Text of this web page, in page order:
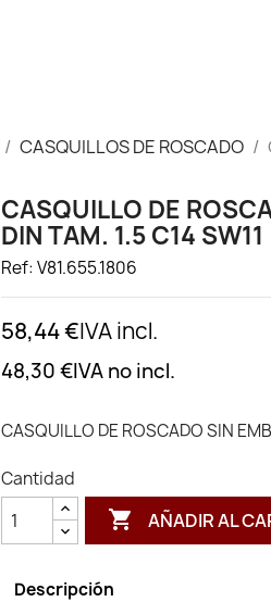
CASQUILLOS DE ROSCADO
CASQUILLO DE
DIN TAM. 1.5 C14 SW11
Ref: V81.655.1806
58,44 €IVA incl.
48,30 €IVA no incl.
CASQUILLO DE ROSCADO SIN
Cantidad
 AÑADIR AL
Descripción